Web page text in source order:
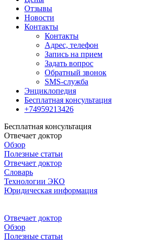
Отзывы
Новости
Контакты
Контакты
Адрес, телефон
Запись на прием
Задать вопрос
Обратный звонок
SMS-служба
Энциклопедия
Бесплатная консультация
+74959213426
Бесплатная консультация
Отвечает доктор
Обзор
Полезные статьи
Отвечает доктор
Словарь
Технологии ЭКО
Юридическая информация
Отвечает доктор
Обзор
Полезные статьи